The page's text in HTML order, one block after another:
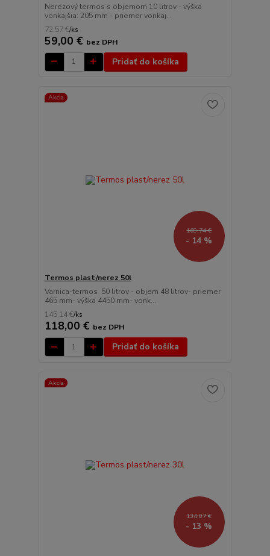
Nerezový termos s objemom 10 litrov - výška
vonkajšia: 205 mm - priemer vonkaj...
72,57 €/ks
59,00 € bez DPH
Pridať do košíka
Akcia
169,74 €
- 14 %
Termos plast/nerez 50l
Varnica-termos 50 litrov - objem 48 litrov- priemer
465 mm- výška 4450 mm- vonk...
145,14 €/ks
118,00 € bez DPH
Pridať do košíka
Akcia
134,07 €
- 13 %